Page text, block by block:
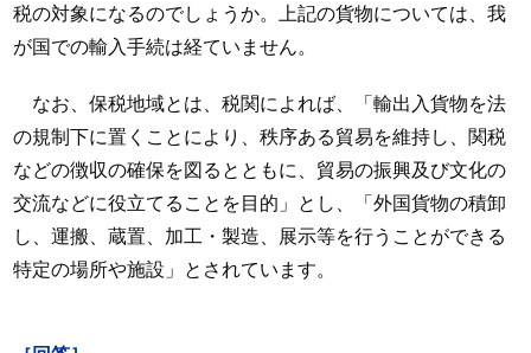
税の対象になるのでしょうか。上記の貨物については、我
が国での輸入手続は経ていません。
なお、保税地域とは、税関によれば、「輸出入貨物を法
の規制下に置くことにより、秩序ある貿易を維持し、関税
などの徴収の確保を図るとともに、貿易の振興及び文化の
交流などに役立てることを目的」とし、「外国貨物の積卸
し、運搬、蔵置、加工・製造、展示等を行うことができる
特定の場所や施設」とされています。